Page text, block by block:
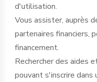
d'utilisation.
Vous assister, auprès
partenaires financiers,
financement.
Rechercher des aides
pouvant s'inscrire dans